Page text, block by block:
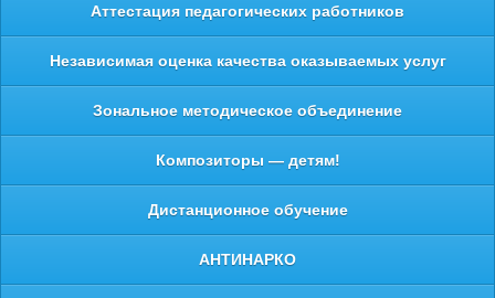
Аттестация педагогических работников
Независимая оценка качества оказываемых услуг
Зональное методическое объединение
Композиторы — детям!
Дистанционное обучение
АНТИНАРКО